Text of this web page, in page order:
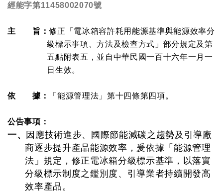
經能字第11458002070號
主 旨：修正「電冰箱容許耗用能源基準與能源效率分
級標示事項、方法及檢查方式」部分規定及第
五點附表五，並自中華民國一百十六年一月一
日生效。
依 據： 「能源管理法」第十四條第四項。
公告事項：
一、
因應技術進步、國際節能減碳之趨勢及引導廠
商逐步提升產品能源效率，爰依據「能源管理
法」規定，修正電冰箱分級標示基準，以落實
分級標示制度之鑑別度、引導業者持續開發高
效率產品。